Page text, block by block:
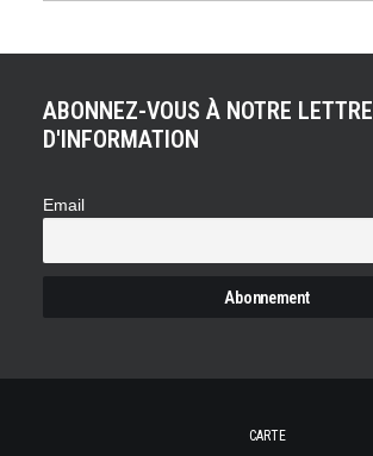
ABONNEZ-VOUS À NOTRE LETTRE
D'INFORMATION
Email
CARTE